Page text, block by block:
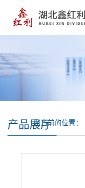
产品展厅您当前的位置：